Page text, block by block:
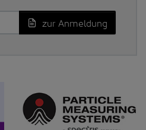
zur Anmeldung